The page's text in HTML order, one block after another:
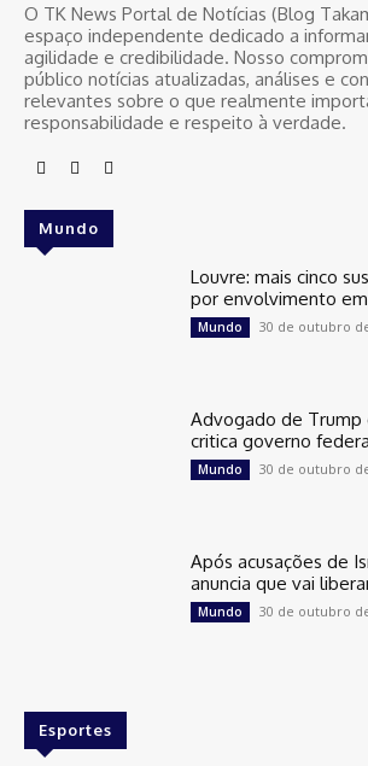
O TK News Portal de Notícias (Blog
espaço independente dedicado a
agilidade e credibilidade. Nosso
público notícias atualizadas, análises e
relevantes sobre o que realmente
responsabilidade e respeito à verdade.
Mundo
Louvre: mais cinco
por envolvimento
Mundo 30 de outubro
Advogado de Trump
critica governo
Mundo 30 de outubro
Após acusações de
anuncia que vai
Mundo 30 de outubro
Esportes